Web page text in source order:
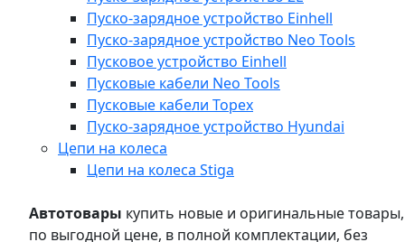
Пуско-зарядное устройство Einhell
Пуско-зарядное устройство Neo Tools
Пусковое устройство Einhell
Пусковые кабели Neo Tools
Пусковые кабели Topex
Пуско-зарядное устройство Hyundai
Цепи на колеса
Цепи на колеса Stiga
Автотовары купить новые и оригинальные товары,
по выгодной цене, в полной комплектации, без